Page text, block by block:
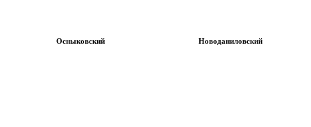
Осныковский Новоданиловский